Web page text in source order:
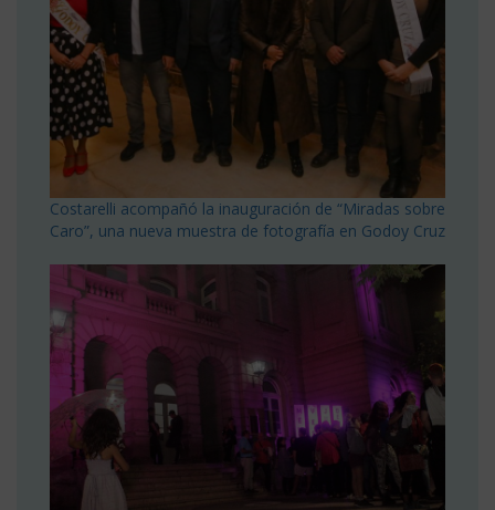
Costarelli acompañó la inauguración de “Miradas sobre
Caro”, una nueva muestra de fotografía en Godoy Cruz